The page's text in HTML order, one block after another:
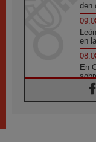
den
en
En
En